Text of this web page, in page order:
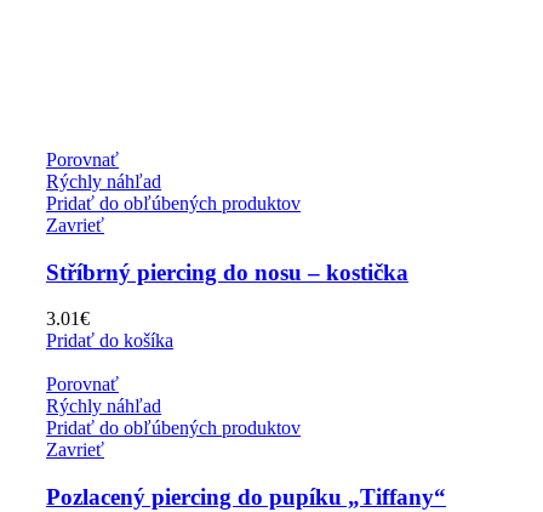
Porovnať
Rýchly náhľad
Pridať do obľúbených produktov
Zavrieť
Stříbrný piercing do nosu – kostička
3.01€
Pridať do košíka
Porovnať
Rýchly náhľad
Pridať do obľúbených produktov
Zavrieť
Pozlacený piercing do pupíku „Tiffany“